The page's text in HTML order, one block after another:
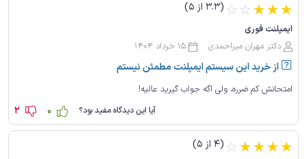
(3.3 از 5) ☆ ☆☆☆☆
ایمپلنت فوری
دکتر مهران میراحمدی
15 خرداد 1404
از خرید این سیستم ایمپلنت مطمئن نیستم
امتحانش کم ضرره، ولی اگه جواب گیرید عالیه!
آیا این دیدگاه مفید بود؟ 0
2
(4 از 5) ☆☆☆☆☆